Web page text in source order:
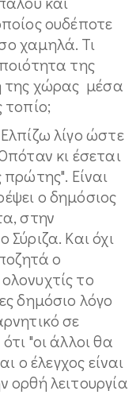
ουδέποτε
χαμηλά. Τι
της
της χώρας μέσα
τοπίο;
λίγο ώστε
κι έσεται
Είναι
ο δημόσιος
στην
Και όχι
ο
το
δημόσιο λόγο
σε
"οι άλλοι θα
ο έλεγχος είναι
ορθή λειτουργία